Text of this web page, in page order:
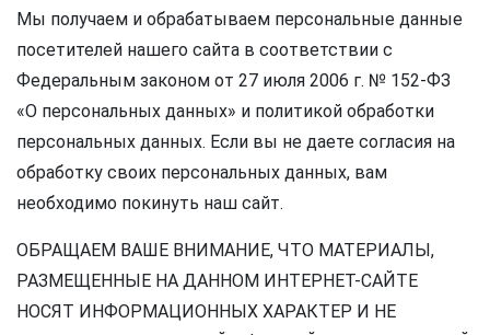
Мы получаем и обрабатываем персональные данные
посетителей нашего сайта в соответствии с
Федеральным законом от 27 июля 2006 г. № 152-ФЗ
«О персональных данных» и политикой обработки
персональных данных. Если вы не даете согласия на
обработку своих персональных данных, вам
необходимо покинуть наш сайт.
ОБРАЩАЕМ ВАШЕ ВНИМАНИЕ, ЧТО МАТЕРИАЛЫ,
РАЗМЕЩЕННЫЕ НА ДАННОМ ИНТЕРНЕТ-САЙТЕ
НОСЯТ ИНФОРМАЦИОННЫХ ХАРАКТЕР И НЕ